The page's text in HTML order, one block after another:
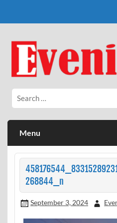
Eveniment
Menu
268844_n
September 3, 2024